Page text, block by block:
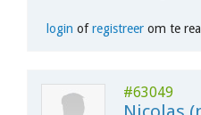
login ofregistreerom te
#63049